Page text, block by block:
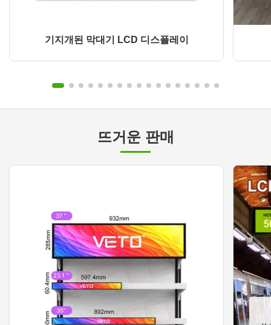
기지개된 막대기 LCD 디스플레이
뜨거운 판매